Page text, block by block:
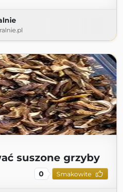
suszone grzyby
0 Smakowite